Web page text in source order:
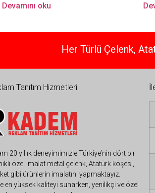
Devamını oku
Her Türlü Çelenk,
Tanıtım Hizmetleri
20 yıllık deneyimimizle Türkiye’nin dört bir
özel imalat metal çelenk, Atatürk köşesi,
gibi ürünlerin imalatını yapmaktayız.
en yüksek kaliteyi sunarken, yenilikçi ve özel